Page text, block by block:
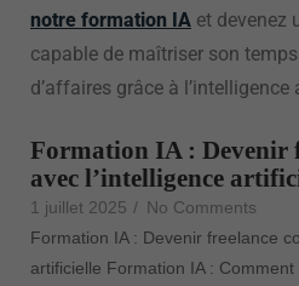
notre formation IA et devenez
capable de maîtriser son
d’affaires grâce à l’intelligence
Formation IA : Devenir
avec l’intelligence
1 juillet 2025 / No Comments
Formation IA : Devenir freelance
artificielle Formation IA :